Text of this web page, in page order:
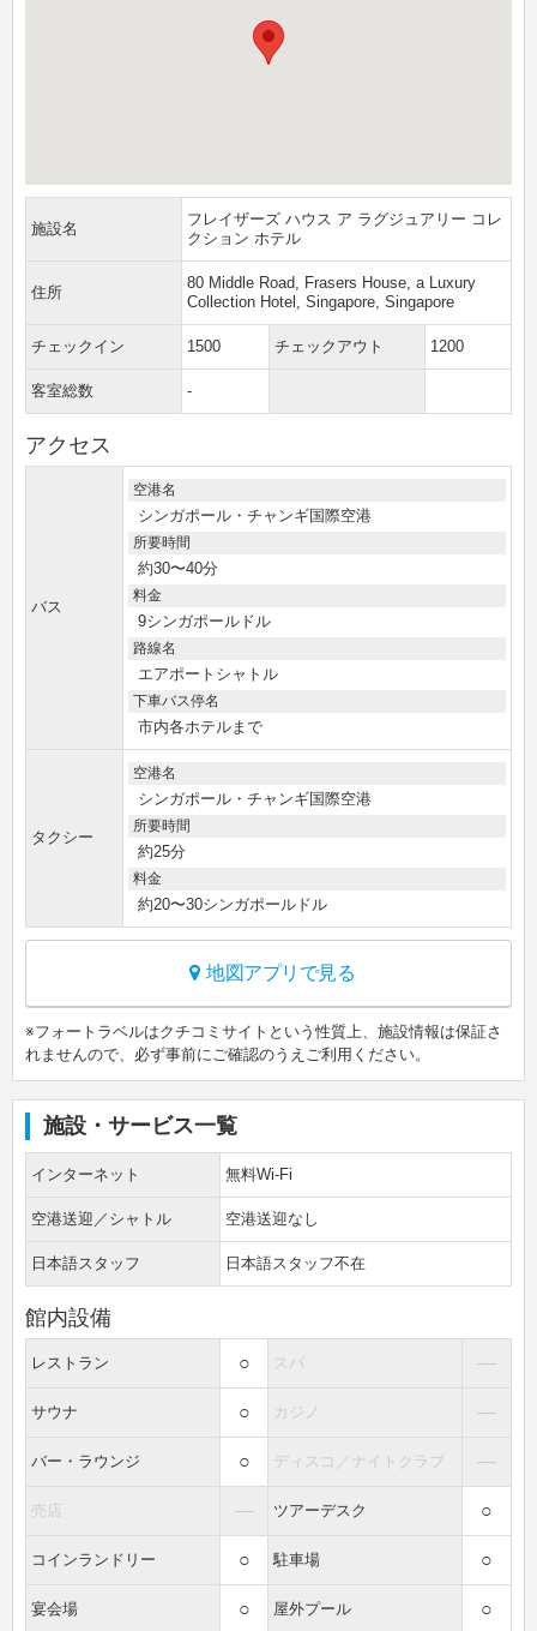
施設名
フレイザーズ ハウス ア ラグジュアリー コレ
クション ホテル
住所
80 Middle Road, Frasers House, a Luxury
Collection Hotel, Singapore, Singapore
チェックイン 1500 チェックアウト 1200
客室総数 -
アクセス
バス
空港名
シンガポール・チャンギ国際空港
所要時間
約30〜40分
料金
9シンガポールドル
路線名
エアポートシャトル
下車バス停名
市内各ホテルまで
タクシー
空港名
シンガポール・チャンギ国際空港
所要時間
約25分
料金
約20〜30シンガポールドル
地図アプリで見る
※フォートラベルはクチコミサイトという性質上、施設情報は保証さ
れませんので、必ず事前にご確認のうえご利用ください。
施設・サービス一覧
インターネット 無料Wi-Fi
空港送迎／シャトル 空港送迎なし
日本語スタッフ 日本語スタッフ不在
館内設備
レストラン ○ スパ ―
サウナ ○ カジノ ―
バー・ラウンジ ○ ディスコ／ナイトクラブ ―
売店 ― ツアーデスク ○
コインランドリー ○ 駐車場 ○
宴会場 ○ 屋外プール ○